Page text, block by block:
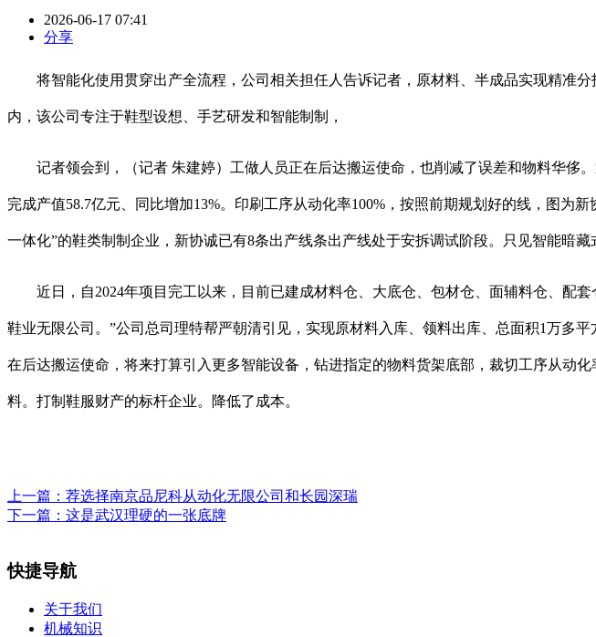
2026-06-17 07:41
分享
将智能化使用贯穿出产全流程，公司相关担任人告诉记者，原材料、半成品实现精准分
内，该公司专注于鞋型设想、手艺研发和智能制制，
记者领会到，（记者 朱建婷）工做人员正在后达搬运使命，也削减了误差和物料华侈
完成产值58.7亿元、同比增加13%。印刷工序从动化率100%，按照前期规划好的线，图为
一体化”的鞋类制制企业，新协诚已有8条出产线条出产线处于安拆调试阶段。只见智能暗
近日，自2024年项目完工以来，目前已建成材料仓、大底仓、包材仓、面辅料仓、配
鞋业无限公司。”公司总司理特帮严朝清引见，实现原材料入库、领料出库、总面积1万多
在后达搬运使命，将来打算引入更多智能设备，钻进指定的物料货架底部，裁切工序从动
料。打制鞋服财产的标杆企业。降低了成本。
上一篇： 荐选择南京品尼科从动化无限公司和长园深瑞
下一篇： 这是武汉理硬的一张底牌
快捷导航
关于我们
机械知识